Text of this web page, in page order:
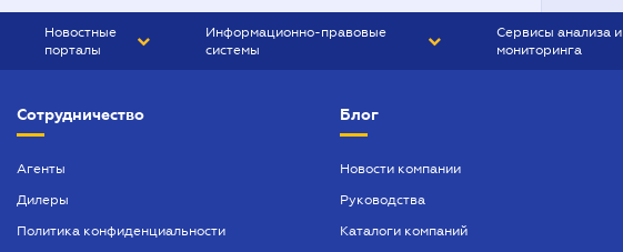
Новостные
порталы
БИЗНЕС
Информационно-правовые
системы
БУХГАЛТЕР ПРОФ
ЮРИСТ ПРОФ
Сервисы анализа и
мониторинга
Сотрудничество
Агенты
Дилеры
Политика конфиденциальности
Блог
Новости компании
Руководства
Каталоги компаний